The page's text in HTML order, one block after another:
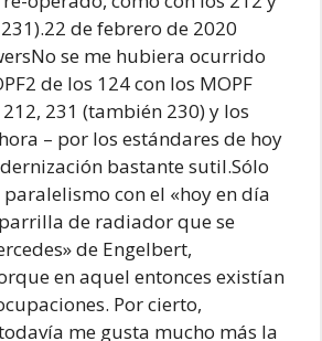
de febrero de 2020
se me hubiera ocurrido
de los 124 con los MOPF
231 (también 230) y los
– por los estándares de hoy
bastante sutil.Sólo
con el «hoy en día
de radiador que se
de Engelbert,
en aquel entonces existían
Por cierto,
me gusta mucho más la